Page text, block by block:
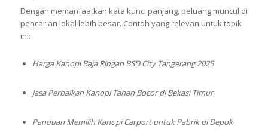
Dengan memanfaatkan kata kunci panjang, peluang muncul di
pencarian lokal lebih besar. Contoh yang relevan untuk topik
ini:
Harga Kanopi Baja Ringan BSD City Tangerang 2025
Jasa Perbaikan Kanopi Tahan Bocor di Bekasi Timur
Panduan Memilih Kanopi Carport untuk Pabrik di Depok